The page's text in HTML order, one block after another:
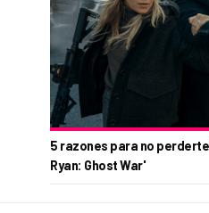
5 razones para no
Ryan: Ghost War'